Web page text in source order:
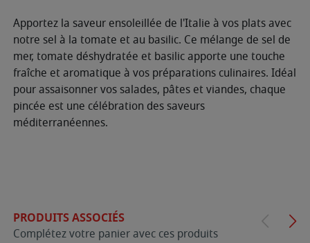
Apportez la saveur ensoleillée de l'Italie à vos plats avec
notre sel à la tomate et au basilic. Ce mélange de sel de
mer, tomate déshydratée et basilic apporte une touche
fraîche et aromatique à vos préparations culinaires. Idéal
pour assaisonner vos salades, pâtes et viandes, chaque
pincée est une célébration des saveurs
méditerranéennes.
PRODUITS ASSOCIÉS
Complétez votre panier avec ces produits